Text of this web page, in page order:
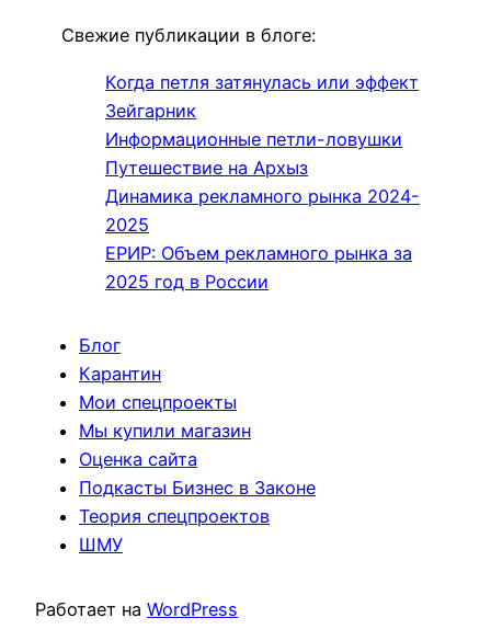
Свежие публикации в блоге:
Когда петля затянулась или эффект
Зейгарник
Информационные петли-ловушки
Путешествие на Архыз
Динамика рекламного рынка 2024-
2025
ЕРИР: Объем рекламного рынка за
2025 год в России
Блог
Карантин
Мои спецпроекты
Мы купили магазин
Оценка сайта
Подкасты Бизнес в Законе
Теория спецпроектов
ШМУ
Работает на WordPress